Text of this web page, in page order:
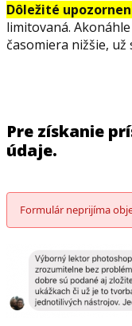
Dôležité
limitovaná.
časomiera nižšie,
Pre získanie
údaje.
Formulár neprijíma